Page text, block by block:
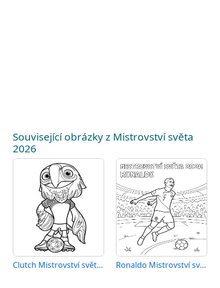
Související obrázky z Mistrovství světa
2026
Clutch Mistrovství světa 2026 Ronaldo Mistrovství světa 2026